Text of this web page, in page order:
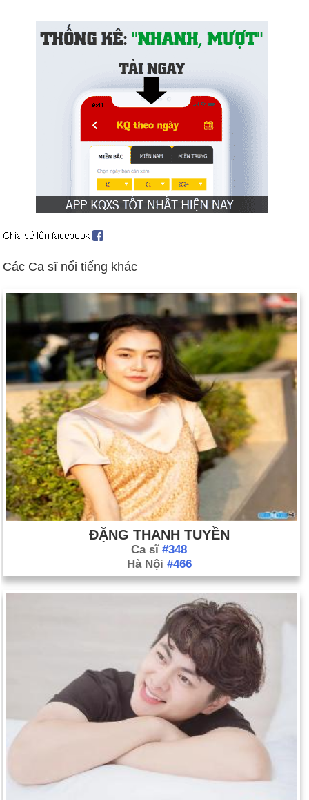
lượng trung thành với Vua Hussein đã trấn áp cuộc nổi dậy và
Động đất giết chết hơn 50.000 người ở Peru (ngày 31 tháng
Tổng thống Ai Cập Nasser qua đời và được thay thế bởi
Tonga (ngày 4 tháng 6) và Fiji (ngày 10 tháng 10) giành độc lập
Ngày sinh Quang Thành (8-6) trong lịch sử
Ngày 8-6 năm 632:Nhà tiên tri người Ả Rập và là người sáng
lập đạo Hồi, Muhammad, đã qua đời.
Jackson qua đời tại Tennessee.
cuối cùng ly khai khỏi Liên minh.
Ngày 8-6 năm 1968: James Earl Ray, sát thủ của Martin
Luther King, Jr., đã bị bắt.
Ngày 8-6 năm 1982:Tổng thống Reagan trở thành tổng thống
Mỹ đầu tiên phát biểu tại một phiên họp chung của Quốc hội
Anh.
Ngày 8-6 năm 1983:
Satchel Paige vĩ đại của Liên đoàn bóng
chày da đen đã chết.
Ngày 8-6 năm 2001:Tony Blair và Đảng Lao động của ông đã
giành chiến thắng trong nhiệm kỳ thứ hai, áp đảo phe đối lập tại
các cuộc thăm dò.
Các Ca sĩ nổi tiếng khác
ĐẶNG THANH TUYỀN
Ca sĩ #348
Hà Nội #466